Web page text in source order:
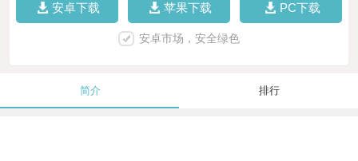
安卓下载 苹果下载 PC下载
安卓市场，安全绿色
简介 排行